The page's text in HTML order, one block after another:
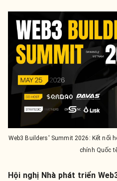
Web3 Builders' Summit 2026: Kết nối
chính Quốc
Hội nghị Nhà phát triển